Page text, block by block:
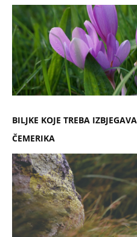
BILJKE KOJE TREBA
ČEMERIKA